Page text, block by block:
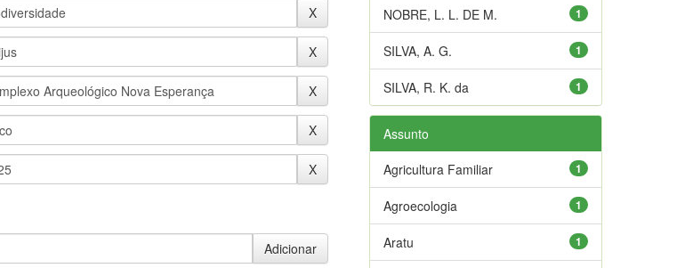
1
NOBRE, L. L. DE M.
1
SILVA, A. G.
1
SILVA, R. K. da
Assunto
1
Agricultura Familiar
1
Agroecologia
1
Aratu